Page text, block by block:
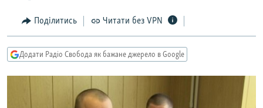
СПОРТ
СВІТ
ТИ ЯК?
КИТАЙ.ВИКЛИКИ
Поділитись Читати без VPN
Додати Радіо Свобода як бажане джерело в Google